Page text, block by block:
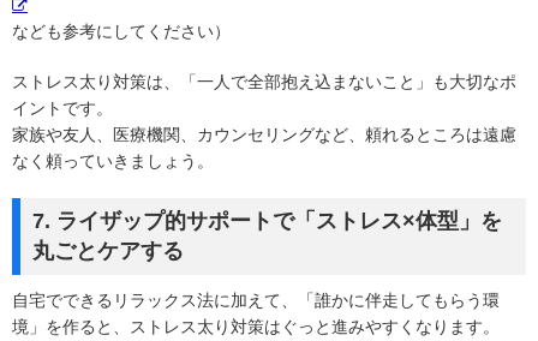
なども参考にしてください）
ストレス太り対策は、「一人で全部抱え込まないこと」も大切なポ
イントです。
家族や友人、医療機関、カウンセリングなど、頼れるところは遠慮
なく頼っていきましょう。
7. ライザップ的サポートで「ストレス×体型」を
丸ごとケアする
自宅でできるリラックス法に加えて、「誰かに伴走してもらう環
境」を作ると、ストレス太り対策はぐっと進みやすくなります。